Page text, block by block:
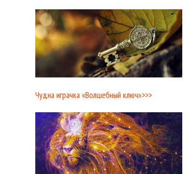
Чудна играчка «Волшебный ключ»>>>